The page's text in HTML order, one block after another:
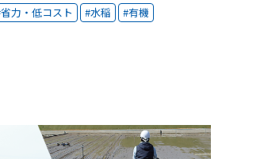
省力・低コスト 水稲 有機